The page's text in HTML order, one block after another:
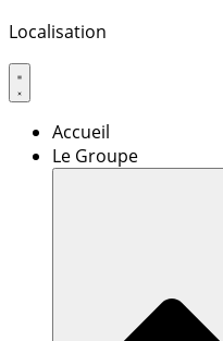
Localisation
Accueil
Le Groupe